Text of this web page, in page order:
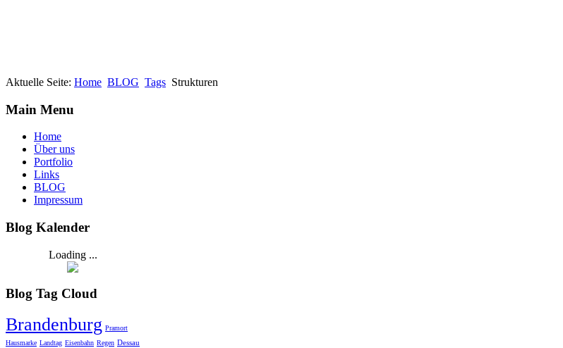
Aktuelle Seite: Home BLOG Tags Strukturen
Main Menu
Home
Über uns
Portfolio
Links
BLOG
Impressum
Blog Kalender
Loading ...
Blog Tag Cloud
Brandenburg Pramort
Hausmarke Landtag Eisenbahn Regen Dessau